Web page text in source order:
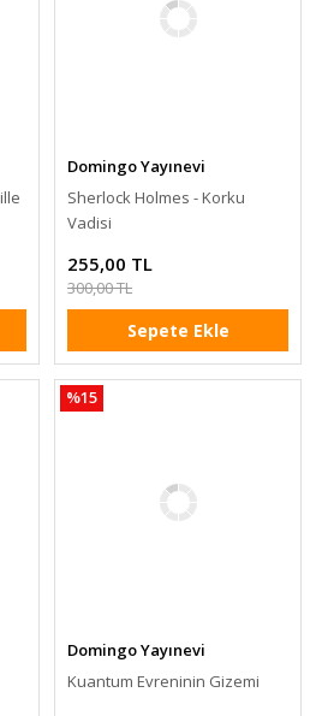
Domingo Yayınevi
Sherlock Holmes - Korku
Vadisi
255,00 TL
300,00 TL
Sepete Ekle
%15
Domingo Yayınevi
Kuantum Evreninin Gizemi